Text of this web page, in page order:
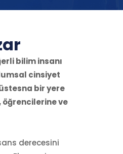
bilim insanı
cinsiyet
bir yere
öğrencilerine ve
derecesini